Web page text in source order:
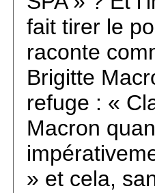
fait tirer le
raconte
Brigitte
refuge : «
Macron
» et cela,